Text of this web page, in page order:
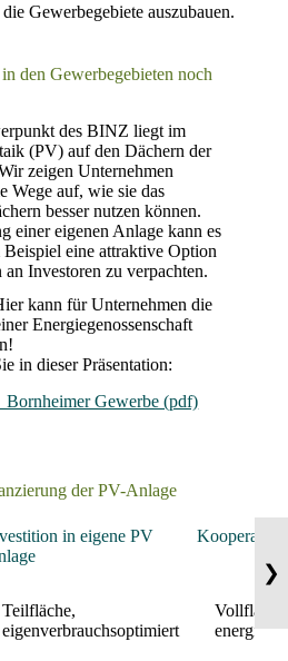
Gewerbegebiete auszubauen.
den Gewerbegebieten noch
des BINZ liegt im
(PV) auf den Dächern der
zeigen Unternehmen
Wege auf, wie sie das
besser nutzen können.
einer eigenen Anlage kann es
eine attraktive Option
Investoren zu verpachten.
kann für Unternehmen die
Energiegenossenschaft
in dieser Präsentation:
Gewerbe (pdf)
der PV-Anlage
in eigene PV
Teilfläche,
eigenverbrauchsoptimiert
❯